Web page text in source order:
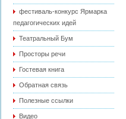
фестиваль-конкурс Ярмарка
педагогических идей
Театральный Бум
Просторы речи
Гостевая книга
Обратная связь
Полезные ссылки
Видео